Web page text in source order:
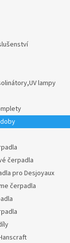
lampy
čerpadla
pro Desjoyaux
čerpadla